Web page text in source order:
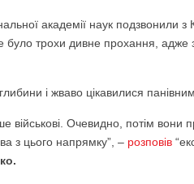
академії наук
трохи дивне прохання, адже
і жваво цікавилися
військові. Очевидно, потім
з цього напрямку”, – розповів